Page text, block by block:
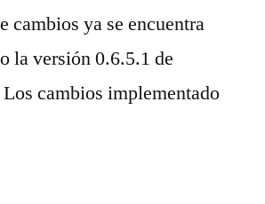
cambios ya se encuentra
la versión 0.6.5.1 de
cambios implementado